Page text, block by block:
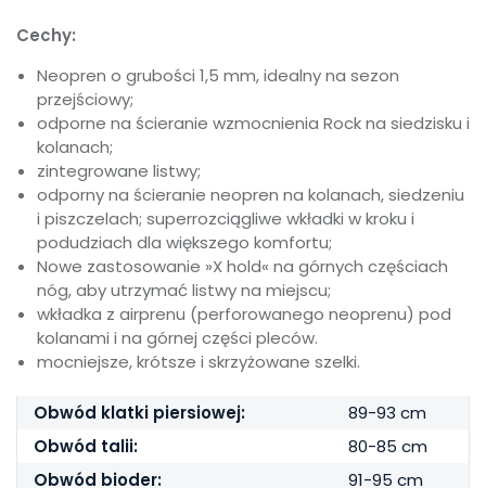
Cechy:
Neopren o grubości 1,5 mm, idealny na sezon
przejściowy;
odporne na ścieranie wzmocnienia Rock na siedzisku i
kolanach;
zintegrowane listwy;
odporny na ścieranie neopren na kolanach, siedzeniu
i piszczelach; superrozciągliwe wkładki w kroku i
podudziach dla większego komfortu;
Nowe zastosowanie »X hold« na górnych częściach
nóg, aby utrzymać listwy na miejscu;
wkładka z airprenu (perforowanego neoprenu) pod
kolanami i na górnej części pleców.
mocniejsze, krótsze i skrzyżowane szelki.
Obwód klatki piersiowej:
89-93 cm
Obwód talii:
80-85 cm
Obwód bioder:
91-95 cm